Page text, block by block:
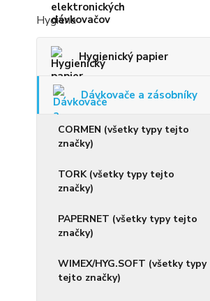
Hygiena
Hygienický papier
Dávkovače a zásobníky
CORMEN (všetky typy tejto
značky)
TORK (všetky typy tejto
značky)
PAPERNET (všetky typy tejto
značky)
WIMEX/HYG.SOFT (všetky typy
tejto značky)